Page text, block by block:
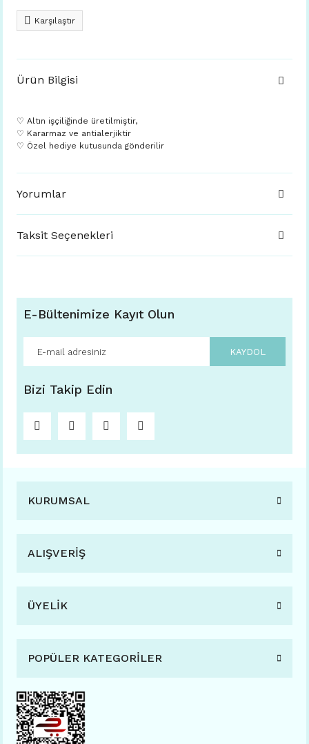
Karşılaştır
Ürün Bilgisi
♡ Altın işçiliğinde üretilmiştir,
♡ Kararmaz ve antialerjiktir
♡ Özel hediye kutusunda gönderilir
Yorumlar
Taksit Seçenekleri
E-Bültenimize Kayıt Olun
KAYDOL
Bizi Takip Edin
KURUMSAL
ALIŞVERİŞ
ÜYELİK
POPÜLER KATEGORİLER